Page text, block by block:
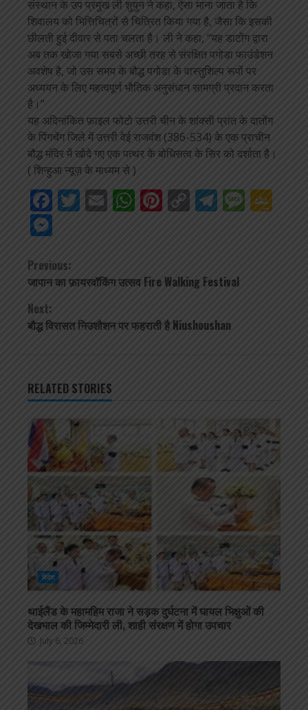
संस्थान के उप प्रमुख ली शुयुन ने कहा, ऐसा माना जाता है कि
शिवालय को भित्तिचित्रों से चित्रित किया गया है, जैसा कि इसकी
छीलती हुई दीवार से पता चलता है। ली ने कहा, “यह डाटोंग द्वारा
अब तक खोजा गया सबसे अच्छी तरह से संरक्षित पगोडा फाउंडेशन
अवशेष है, जो उस समय के बौद्ध पगोडा के वास्तुशिल्प रूपों पर
अध्ययन के लिए महत्वपूर्ण भौतिक अनुसंधान सामग्री प्रदान करता
है।”
यह अदिनांकित फ़ाइल फोटो उत्तरी चीन के शांक्सी प्रांत के दातोंग
के पिंगचेंग जिले में उत्तरी वेई राजवंश (386-534) के एक प्राचीन
बौद्ध मंदिर में खोदे गए एक पत्थर के बोधिसत्व के सिर को दर्शाता है।
( शिन्हुआ न्यूज़ के माध्यम से )
Facebook
Twitter
EmailWhatsApp
Pinterest
Copy
Continue
Reading
Previous:
जापान का फ़ायरवॉकिंग उत्सव Fire Walking Festival
Next:
बौद्ध विरासत निउशौशन पर फहराती है Niushoushan
RELATED STORIES
विदेश
थाईलैंड के महामहिम राजा ने सड़क दुर्घटना में घायल भिक्षुओं की
देखभाल की जिम्मेदारी ली, शाही संरक्षण में होगा उपचार
July 6, 2026